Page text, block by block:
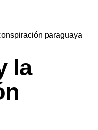
paraguaya
la